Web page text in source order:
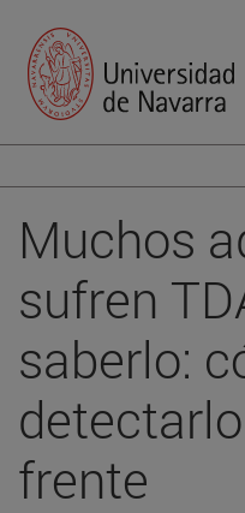
Muchos
sufren
saberlo:
frente